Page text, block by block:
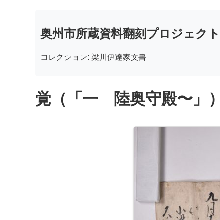
奥州市所蔵資料翻刻プロジェクト
コレクション: 梁川伊達家文書
覚（「一 陸奥守殿〜」